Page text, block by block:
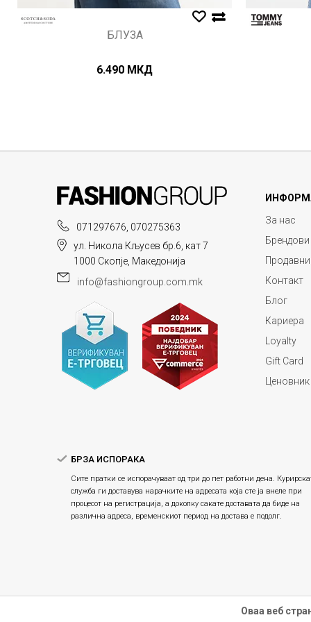
БЛУЗА
6.490 МКД
071297676, 070275363
ул. Никола Кљусев бр.6, кат 7
1000 Скопје, Македонија
info@fashiongroup.com.mk
За нас
Брендови
Контакт
Блог
Кариера
Loyalty
Gift Card
Ценовник
БРЗА ИСПОРАКА
Сите пратки се испорачуваат од три до пет работни дена.
служба ги доставува нарачките на адресата која сте ја внеле при
процесот на регистрација, а доколку сакате доставата да биде на
различна адреса, временскиот период на достава е подолг.
Оваа веб